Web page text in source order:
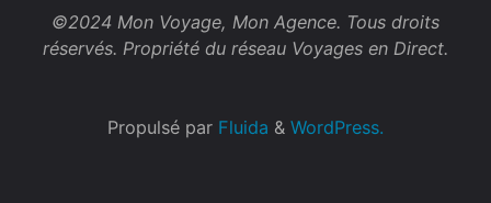
©2024 Mon Voyage, Mon Agence. Tous droits
réservés. Propriété du réseau Voyages en Direct.
Propulsé par Fluida & WordPress.